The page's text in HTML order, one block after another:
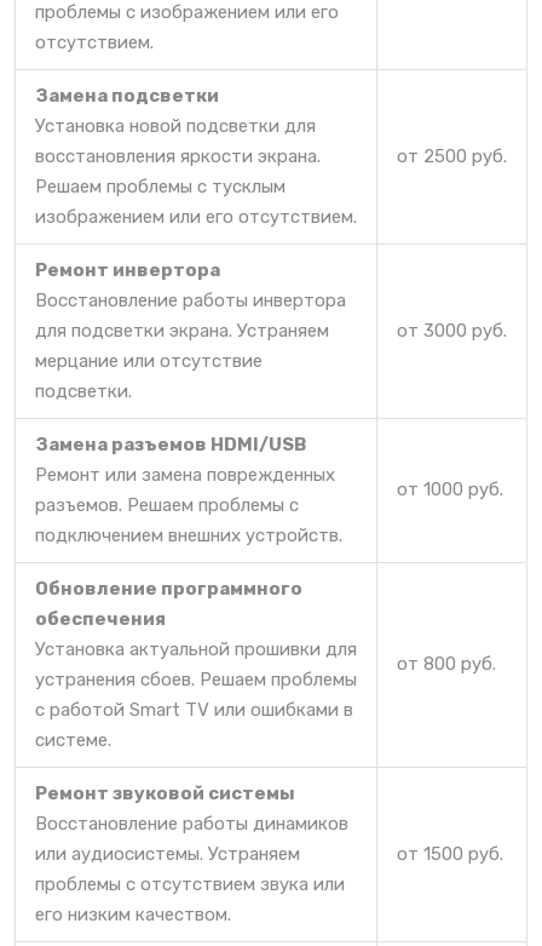
проблемы с изображением или его
отсутствием.
Замена подсветки
Установка новой подсветки для
восстановления яркости экрана.
Решаем проблемы с тусклым
изображением или его отсутствием.
от 2500 руб.
Ремонт инвертора
Восстановление работы инвертора
для подсветки экрана. Устраняем
мерцание или отсутствие
подсветки.
от 3000 руб.
Замена разъемов HDMI/USB
Ремонт или замена поврежденных
разъемов. Решаем проблемы с
подключением внешних устройств.
от 1000 руб.
Обновление программного
обеспечения
Установка актуальной прошивки для
устранения сбоев. Решаем проблемы
с работой Smart TV или ошибками в
системе.
от 800 руб.
Ремонт звуковой системы
Восстановление работы динамиков
или аудиосистемы. Устраняем
проблемы с отсутствием звука или
его низким качеством.
от 1500 руб.